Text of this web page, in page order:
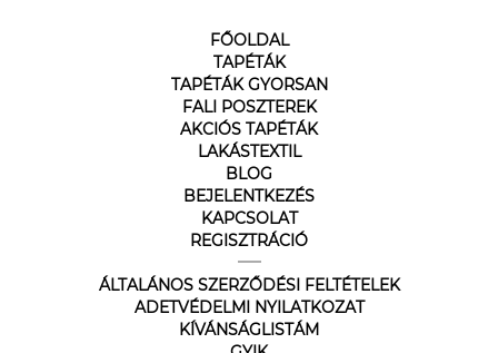
FŐOLDAL
TAPÉTÁK
TAPÉTÁK GYORSAN
FALI POSZTEREK
AKCIÓS TAPÉTÁK
LAKÁSTEXTIL
BLOG
BEJELENTKEZÉS
KAPCSOLAT
REGISZTRÁCIÓ
ÁLTALÁNOS SZERZŐDÉSI FELTÉTELEK
ADETVÉDELMI NYILATKOZAT
KÍVÁNSÁGLISTÁM